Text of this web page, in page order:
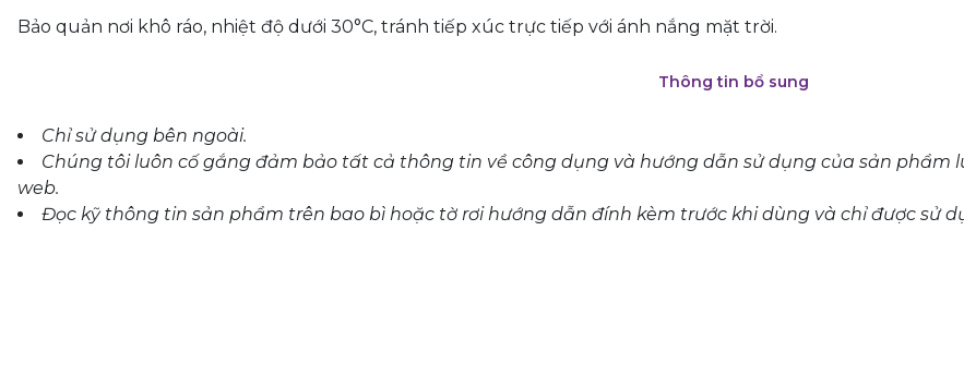
Bảo quản nơi khô ráo, nhiệt độ dưới 30°C, tránh tiếp xúc trực tiếp với ánh nắng mặt trời.
Thông tin bổ sung
Chỉ sử dụng bên ngoài.
Chúng tôi luôn cố gắng đảm bảo tất cả thông tin về công dụng và hướng dẫn sử dụng của sản
web.
Đọc kỹ thông tin sản phẩm trên bao bì hoặc tờ rơi hướng dẫn đính kèm trước khi dùng và chỉ được sử